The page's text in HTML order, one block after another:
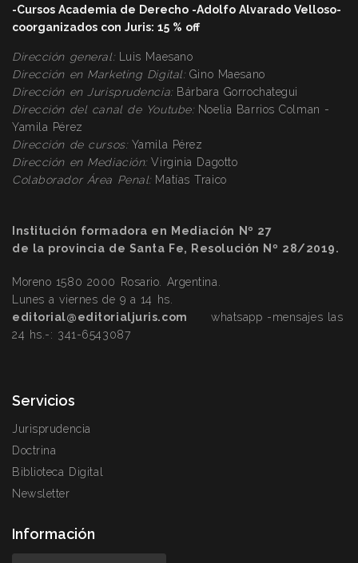
-Cursos Academia de Derecho -Adolfo Alvarado Velloso-
coorganizados con Juris: 15 % off
Dirección general:Luis Maesano
Dirección en Marketing Digital:Gino Maesano
Dirección en Jurisprudencia:Bárbara Gorrochategui
Dirección del canal de Youtube: Noelia Barrios Colman -
Yamila Pérez
Dirección de cursos: Yamila Pérez
Dirección en Mediación:Virginia Dagotto
Colaborador Área Penal:Matías Traico
Institución formadora en Mediación Nº 27
de la provincia de Santa Fe, Resolución Nº 28/2019.
Moreno 1580 2000 Rosario. Argentina.
Lunes a viernes de 9 a 14 hs.
editorial@editorialjuris.com
whatsapp -mensajes las
24 hs.-: 341-6543087
Servicios
Jurisprudencia
Doctrina
Biblioteca Digital
Newsletter
Información